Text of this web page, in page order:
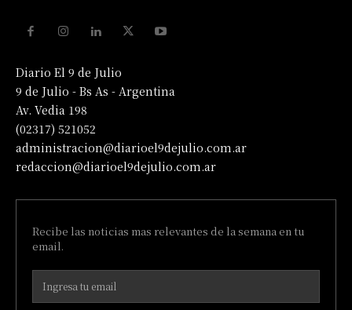
Diario El 9 de Julio
9 de Julio - Bs As - Argentina
Av. Vedia 198
(02317) 521052
administracion@diarioel9dejulio.com.ar
redaccion@diarioel9dejulio.com.ar
Recibe las noticias mas relevantes de la semana en tu
email.